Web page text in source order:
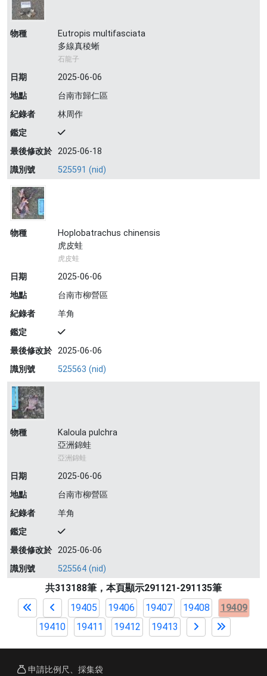
物種
Eutropis multifasciata
多線真稜蜥
石龍子
日期
2025-06-06
地點
台南市歸仁區
紀錄者
林周作
鑑定
最後修改於 2025-06-18
識別號
525591 (nid)
物種
Hoplobatrachus chinensis
虎皮蛙
虎皮蛙
日期
2025-06-06
地點
台南市柳營區
紀錄者
羊角
鑑定
最後修改於 2025-06-06
識別號
525563 (nid)
物種
Kaloula pulchra
亞洲錦蛙
亞洲錦蛙
日期
2025-06-06
地點
台南市柳營區
紀錄者
羊角
鑑定
最後修改於 2025-06-06
識別號
525564 (nid)
共313188筆，本頁顯示291121-291135筆
19405
19406 19407 19408
19409
19410
19411 19412 19413
申請比例尺、採集袋